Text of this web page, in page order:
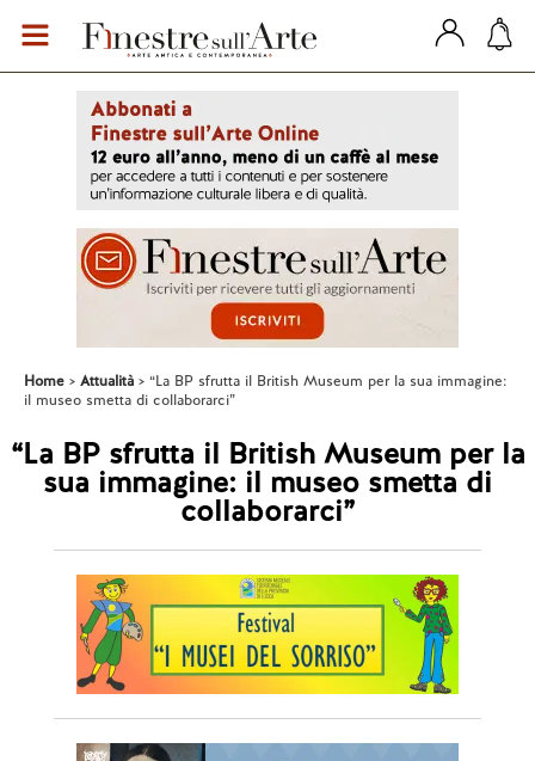
Home Attualità
“La BP sfrutta il British Museum per la sua immagine:
il museo smetta di collaborarci”
“La BP sfrutta il British Museum per la
sua immagine: il museo smetta di
collaborarci”